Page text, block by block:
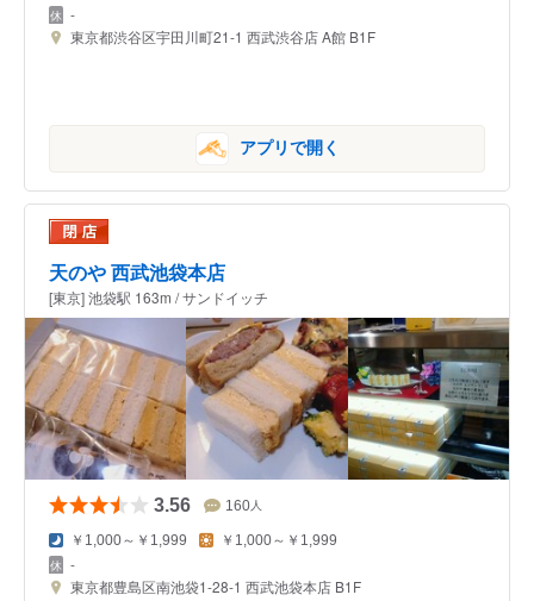
-
東京都渋谷区宇田川町21-1 西武渋谷店 A館 B1F
アプリで開く
天のや 西武池袋本店
[東京] 池袋駅 163m / サンドイッチ
3.56 160人
￥1,000～￥1,999 ￥1,000～￥1,999
-
東京都豊島区南池袋1-28-1 西武池袋本店 B1F